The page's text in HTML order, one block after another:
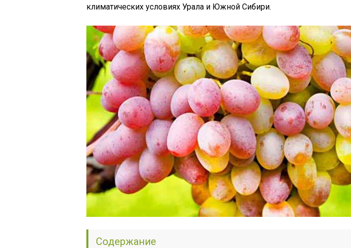
климатических условиях Урала и Южной Сибири.
Содержание